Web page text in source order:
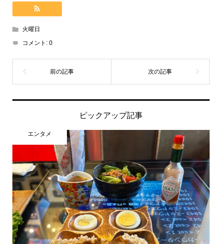
火曜日
コメント: 0
ピックアップ記事
エンタメ